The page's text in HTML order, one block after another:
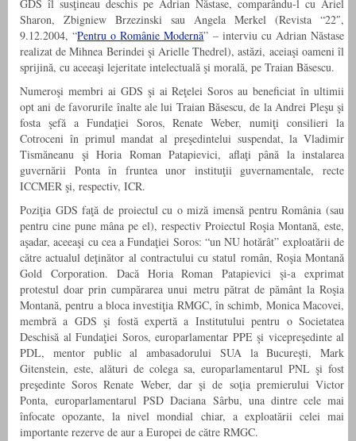
GDS îl susţineau deschis pe Adrian Năstase, comparându-l cu Ariel
Sharon, Zbigniew Brzezinski sau Angela Merkel (Revista “22″,
9.12.2004, “Pentru o Românie Modernă” – interviu cu Adrian Năstase
realizat de Mihnea Berindei şi Arielle Thedrel), astăzi, aceiaşi oameni îl
sprijină, cu aceeaşi lejeritate intelectuală şi morală, pe Traian Băsescu.
Numeroşi membri ai GDS şi ai Reţelei Soros au beneficiat în ultimii
opt ani de favorurile înalte ale lui Traian Băsescu, de la Andrei Pleşu şi
fosta şefă a Fundaţiei Soros, Renate Weber, numiţi consilieri la
Cotroceni în primul mandat al preşedintelui suspendat, la Vladimir
Tismăneanu şi Horia Roman Patapievici, aflaţi până la instalarea
guvernării Ponta în fruntea unor instituţii guvernamentale, recte
ICCMER şi, respectiv, ICR.
Poziţia GDS faţă de proiectul cu o miză imensă pentru România (sau
pentru cine pune mâna pe el), respectiv Proiectul Roşia Montană, este,
aşadar, aceeaşi cu cea a Fundaţiei Soros: “un NU hotărât” exploatării de
către actualul deţinător al contractului cu statul român, Roşia Montană
Gold Corporation. Dacă Horia Roman Patapievici şi-a exprimat
protestul doar prin cumpărarea unui metru pătrat de pământ la Roşia
Montană, pentru a bloca investiţia RMGC, în schimb, Monica Macovei,
membră a GDS şi fostă expertă a Institutului pentru o Societatea
Deschisă al Fundaţiei Soros, europarlamentar PPE şi vicepreşedinte al
PDL, mentor public al ambasadorului SUA la Bucureşti, Mark
Gitenstein, este, alături de colega sa, europarlamentarul PNL şi fost
preşedinte Soros Renate Weber, dar şi de soţia premierului Victor
Ponta, europarlamentarul PSD Daciana Sârbu, una dintre cele mai
înfocate opozante, la nivel mondial chiar, a exploatării celei mai
importante rezerve de aur a Europei de către RMGC.